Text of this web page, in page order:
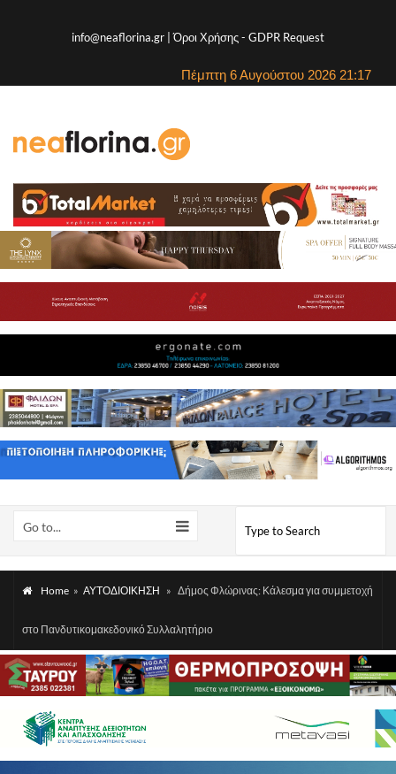
info@neaflorina.gr |Όροι Χρήσης- GDPR Request
Πέμπτη 6 Αυγούστου 2026 21:17
Go to...
Home » ΑΥΤΟΔΙΟΙΚΗΣΗ » Δήμος Φλώρινας: Κάλεσμα για συμμετοχή
στο Πανδυτικομακεδονικό Συλλαλητήριο